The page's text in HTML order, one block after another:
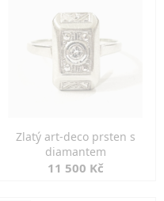
Zlatý art-deco prsten s
diamantem
11 500 Kč